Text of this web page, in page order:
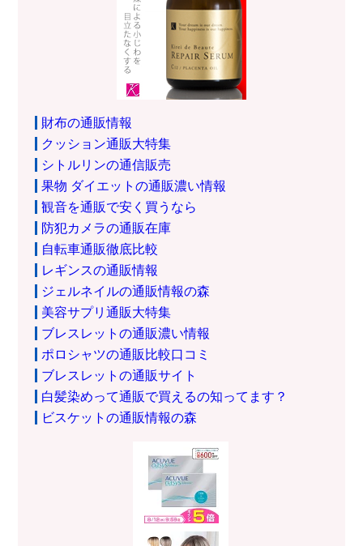
財布の通販情報
クッション通販大特集
シトルリンの通信販売
果物 ダイエットの通販濃い情報
観音を通販で安く買うなら
防犯カメラの通販在庫
自転車通販徹底比較
レギンスの通販情報
ジェルネイルの通販情報の森
美容サプリ通販大特集
ブレスレットの通販濃い情報
ポロシャツの通販比較口コミ
ブレスレットの通販サイト
白髪染めって通販で買えるの知ってます？
ビスケットの通販情報の森